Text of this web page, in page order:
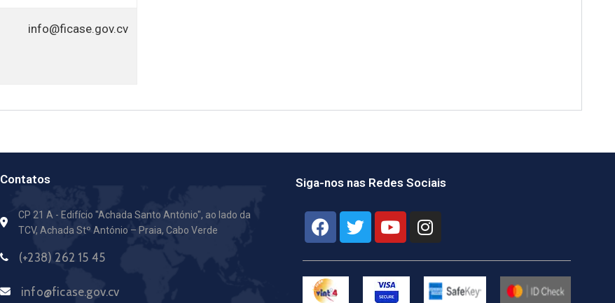
info@ficase.gov.cv
Contatos
CP 21 A - Edifício "Achada Santo António", ao lado da
TCV, Achada Stº António – Praia, Cabo Verde
(+238) 262 15 45
info@ficase.gov.cv
Siga-nos nas Redes Sociais